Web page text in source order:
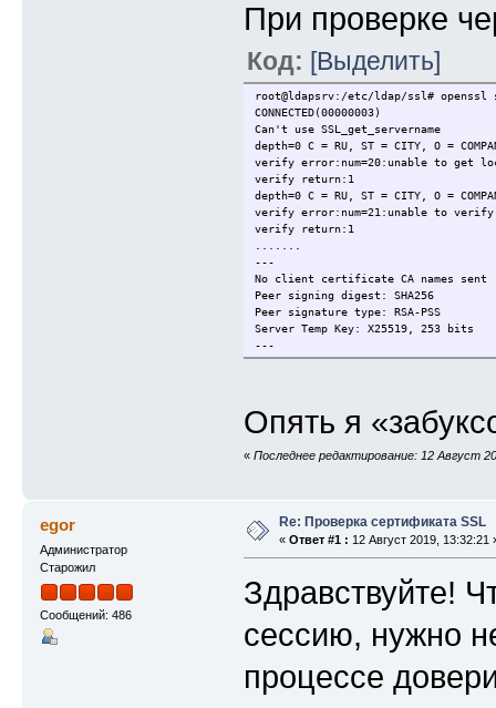
При проверке
Код: [Выделить]
root@ldapsrv:/etc/ldap/ssl#
CONNECTED(00000003)
Can't use SSL_get_servername
depth=0 C = RU, ST = CITY, O =
verify error:num=20:unable to get
verify return:1
depth=0 C = RU, ST = CITY, O =
verify error:num=21:unable to
verify return:1
.......
---
No client certificate CA names sent
Peer signing digest: SHA256
Peer signature type: RSA-PSS
Server Temp Key: X25519, 253 bits
---
SSL handshake has read 2143 bytes
New, TLSv1.3, Cipher is
Server public key is 4096 bit
Compression: NONE
Verify return code: 21 (unable to
Опять я
« Последнее редактирование: 12 Август
egor
Администратор
Старожил
Сообщений: 486
Re: Проверка сертификата SSL
« Ответ #1 : 12 Август 2019, 13:32:21
Здравствуйте!
сессию, нужно
процессе